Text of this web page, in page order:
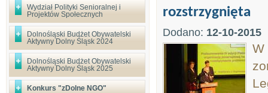
Wydział Polityki Senioralnej i
Projektów Społecznych
Dolnośląski Budżet Obywatelski
Aktywny Dolny Śląsk 2024
Dolnośląski Budżet Obywatelski
Aktywny Dolny Śląsk 2025
Konkurs "zDolne NGO"
rozstrzygnięta
Dodano: 12-10-2015
W